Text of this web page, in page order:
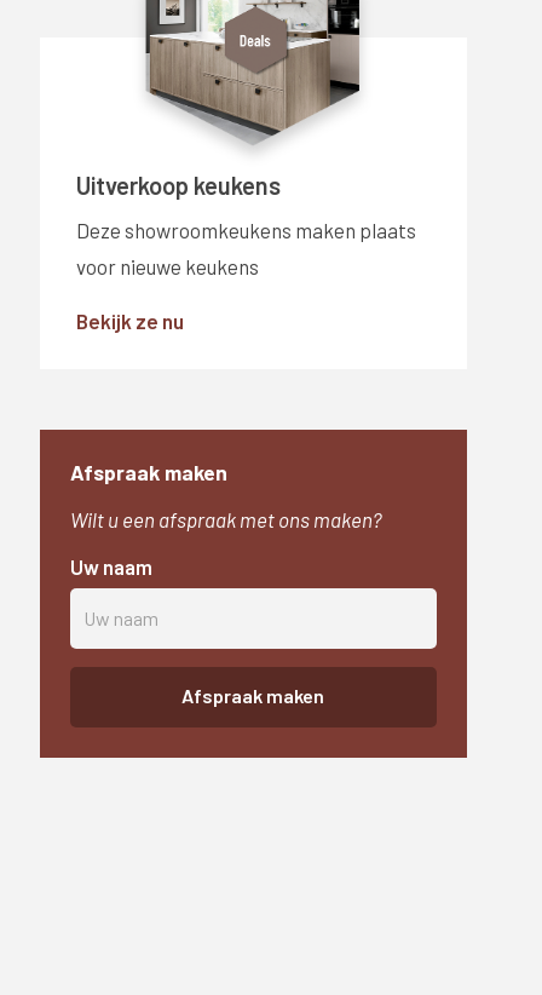
Uitverkoop keukens
Deze showroomkeukens maken plaats
voor nieuwe keukens
Bekijk ze nu
Afspraak maken
Wilt u een afspraak met ons maken?
Uw naam
Afspraak maken